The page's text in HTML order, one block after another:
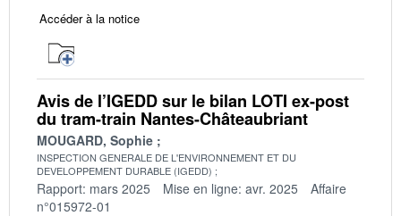
Accéder à la notice
Avis de l’IGEDD sur le bilan LOTI ex-post
du tram-train Nantes-Châteaubriant
MOUGARD, Sophie
INSPECTION GENERALE DE L'ENVIRONNEMENT ET DU
DEVELOPPEMENT DURABLE (IGEDD)
Rapport: mars 2025 Mise en ligne: avr. 2025
Affaire
n°015972-01